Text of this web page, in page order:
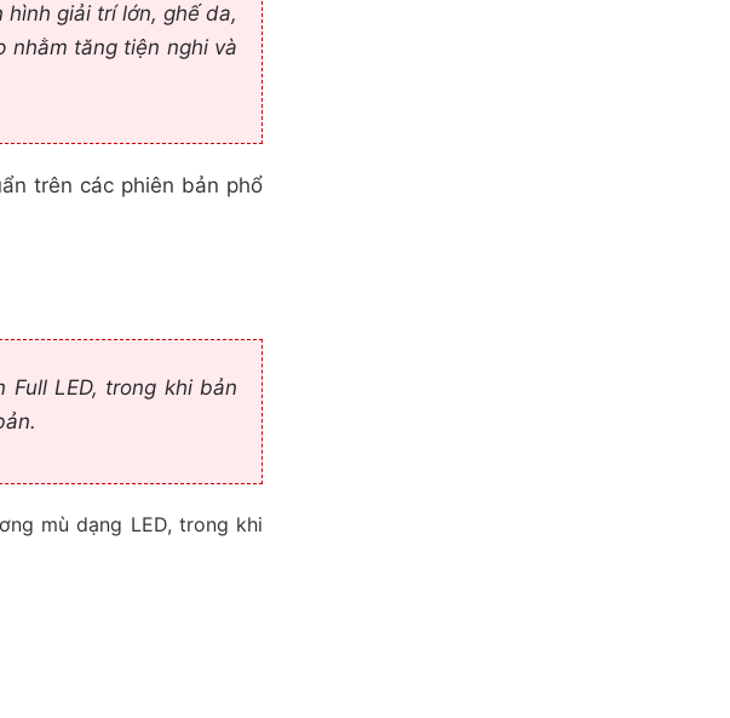
giải trí lớn, ghế da,
nhằm tăng tiện nghi và
trên các phiên bản phổ
LED, trong khi bản
mù dạng LED, trong khi